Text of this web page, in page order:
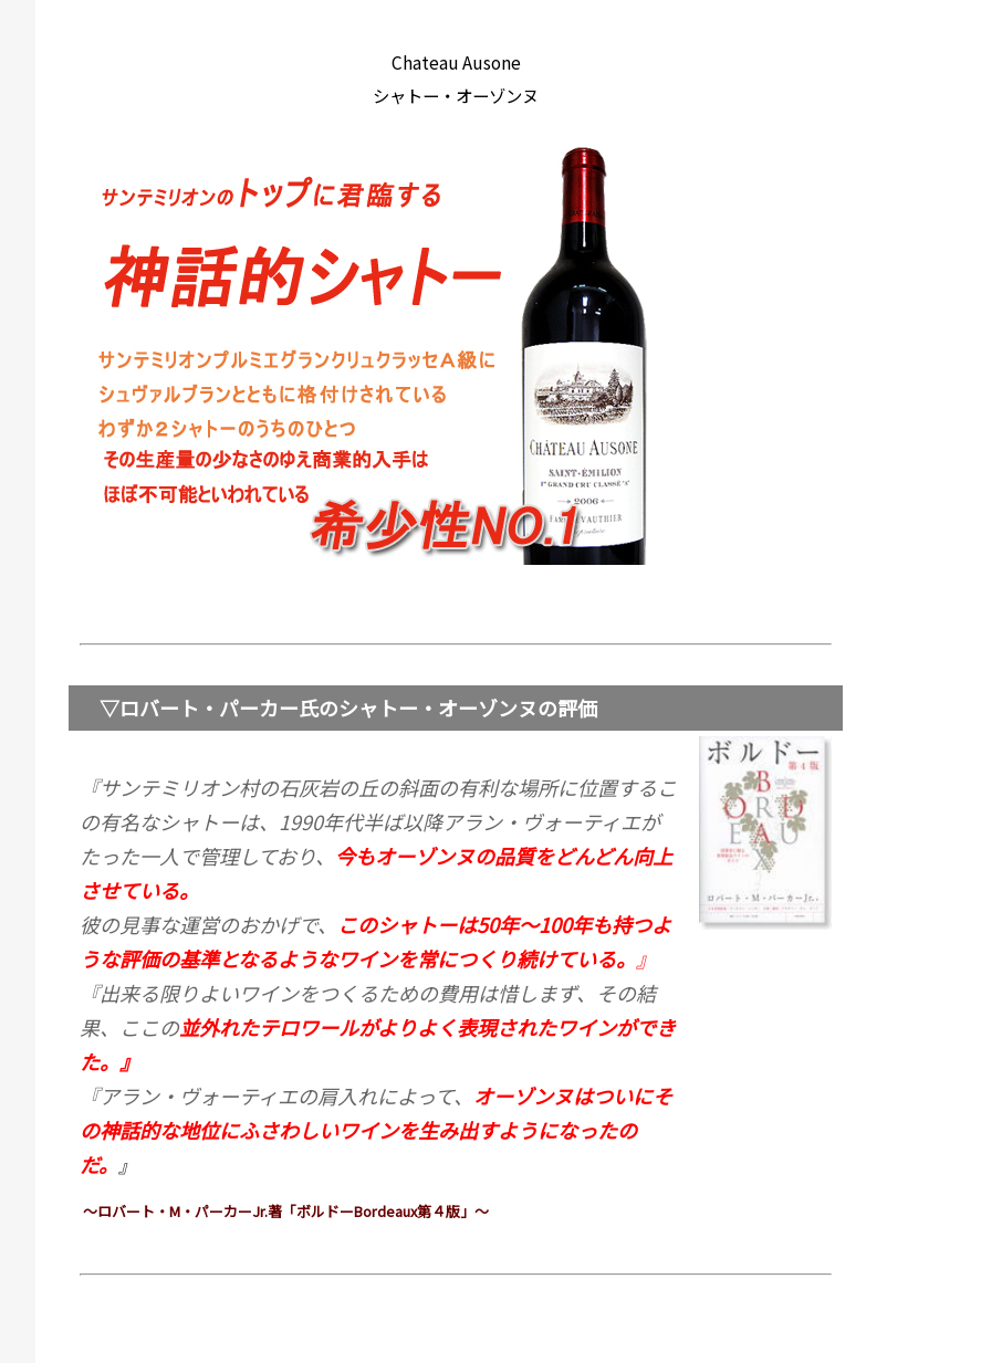
Chateau Ausone
シャトー・オーゾンヌ
▽ロバート・パーカー氏のシャトー・オーゾンヌの評価
『サンテミリオン村の石灰岩の丘の斜面の有利な場所に位置するこ
の有名なシャトーは、1990年代半ば以降アラン・ヴォーティエが
たった一人で管理しており、 今もオーゾンヌの品質をどんどん向上
させている。
彼の見事な運営のおかげで、 このシャトーは50年～100年も持つよ
うな評価の基準となるようなワインを常につくり続けている。 』
『出来る限りよいワインをつくるための費用は惜しまず、その結
果、ここの並外れたテロワールがよりよく表現されたワインができ
た。』
『アラン・ヴォーティエの肩入れによって、 オーゾンヌはついにそ
の神話的な地位にふさわしいワインを生み出すようになったの
だ。 』
～ロバート・M・パーカーJr.著「ボルドーBordeaux第４版」～